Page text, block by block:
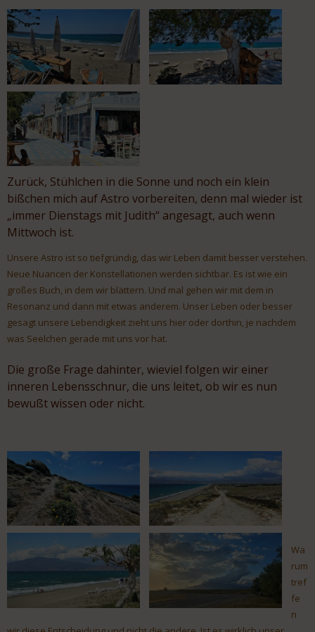
Zurück, Stühlchen in die Sonne und noch ein klein
bißchen mich auf Astro vorbereiten, denn mal wieder ist
„immer Dienstags mit Judith“ angesagt, auch wenn
Mittwoch ist.
Unsere Astro ist so tiefgründig, das wir Leben damit besser verstehen.
Neue Nuancen der Konstellationen werden sichtbar. Es ist wie ein
großes Buch, in dem wir blättern. Und mal gehen wir mit dem in
Resonanz und dann mit etwas anderem. Unser Leben oder besser
gesagt unsere Lebendigkeit zieht uns hier oder dorthin, je nachdem
was Seelchen gerade mit uns vor hat.
Die große Frage dahinter, wieviel folgen wir einer
inneren Lebensschnur, die uns leitet, ob wir es nun
bewußt wissen oder nicht.
Wa
rum
tref
fe
n